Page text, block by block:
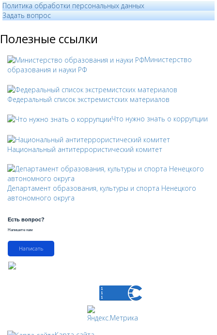
Политика обработки персональных данных
­Задать вопрос
Полезные ссылки
Министерство
образования и науки РФ
Федеральный список экстремистских материалов
Что нужно знать о коррупции
Национальный антитеррористический комитет
Департамент образования, культуры и спорта Ненецкого
автономного округа
Есть вопрос?
Напишите нам
Написать